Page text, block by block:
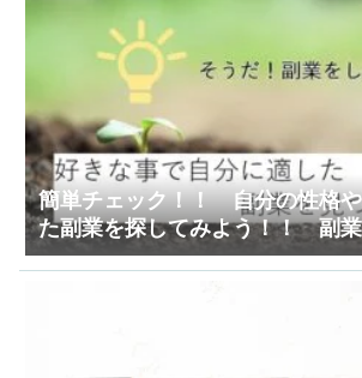
簡単チェック！！ 自分の性格
た副業を探してみよう！！ 副